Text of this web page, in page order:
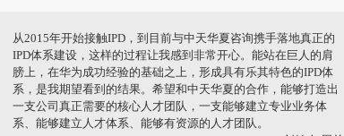
我们没有办法定在原地，只能往前走，向上跳，IPD是唯一适合
我们进步的台阶。IPD新的流程变革，是在我们过往流程上的一
个大升级，我们已经具备了一定的基础，但我们过去往往是段到
段，而非端到端，对我们产品的商业成功缺乏流程上的保障。
CEO 王总